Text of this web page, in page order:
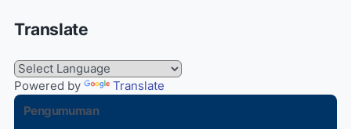
Translate
Powered by
Translate
Pengumuman